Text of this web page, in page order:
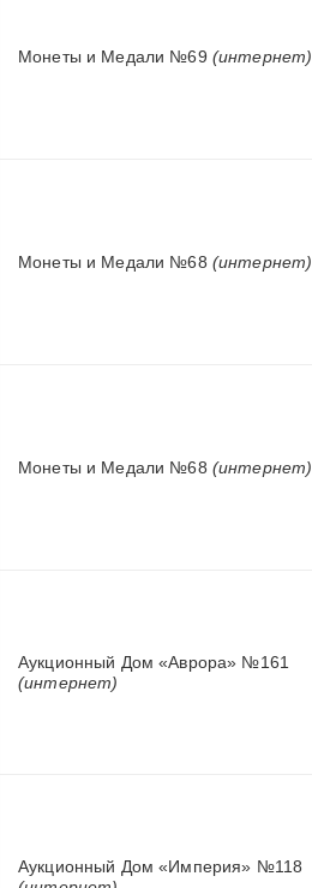
Монеты и Медали №69 (интернет)
Монеты и Медали №68 (интернет)
Монеты и Медали №68 (интернет)
Аукционный Дом «Аврора» №161
(интернет)
Аукционный Дом «Империя» №118